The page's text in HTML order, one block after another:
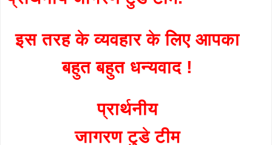
इस तरह के व्यवहार के लिए आपका
बहुत बहुत धन्यवाद !
प्रार्थनीय
जागरण टुडे टीम